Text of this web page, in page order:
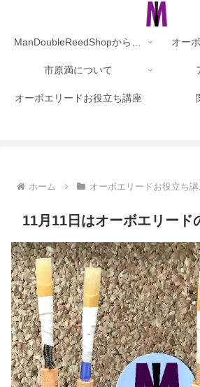
オー
市原満について
オーボエリードお役立ち講座
ホーム オーボエリードお役立ち講
11月11日はオーボエリード